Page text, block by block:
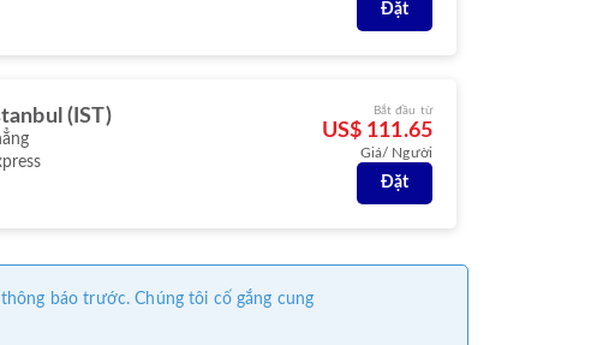
Đặt
(IST) Bắt đầu từ
US$ 111.65
Giá/ Người
Đặt
báo trước. Chúng tôi cố gắng cung